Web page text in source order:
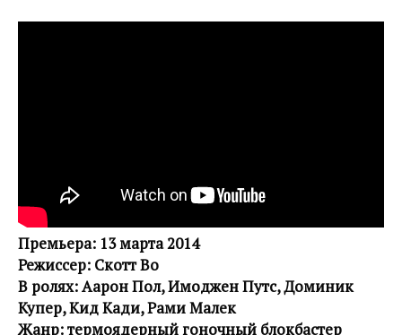
Премьера: 13 марта 2014
Режиссер: Скотт Во
В ролях: Аарон Пол, Имоджен Путс, Доминик
Купер, Кид Кади, Рами Малек
Жанр: термоядерный гоночный блокбастер